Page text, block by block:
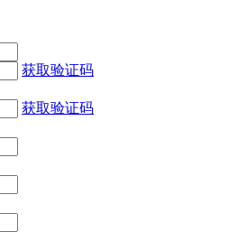
获取验证码
获取验证码